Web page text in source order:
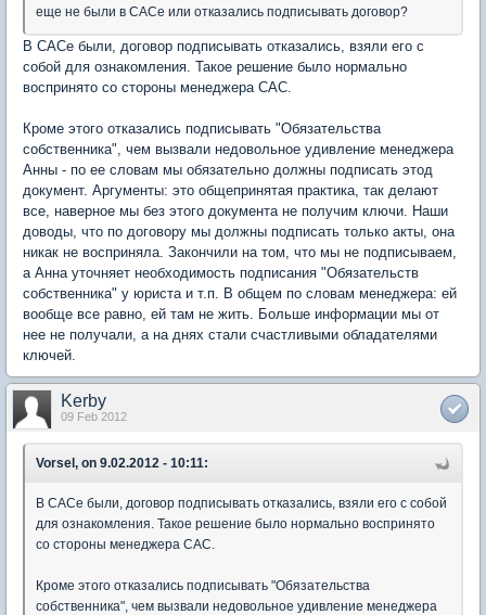
еще не были в САСе или отказались подписывать договор?
В САСе были, договор подписывать отказались, взяли его с
собой для ознакомления. Такое решение было нормально
воспринято со стороны менеджера САС.
Кроме этого отказались подписывать "Обязательства
собственника", чем вызвали недовольное удивление менеджера
Анны - по ее словам мы обязательно должны подписать этод
документ. Аргументы: это общепринятая практика, так делают
все, наверное мы без этого документа не получим ключи. Наши
доводы, что по договору мы должны подписать только акты, она
никак не восприняла. Закончили на том, что мы не подписываем,
а Анна уточняет необходимость подписания "Обязательств
собственника" у юриста и т.п. В общем по словам менеджера: ей
вообще все равно, ей там не жить. Больше информации мы от
нее не получали, а на днях стали счастливыми обладателями
ключей.
Kerby
09 Feb 2012
Vorsel, on 9.02.2012 - 10:11:
В САСе были, договор подписывать отказались, взяли его с собой
для ознакомления. Такое решение было нормально воспринято
со стороны менеджера САС.
Кроме этого отказались подписывать "Обязательства
собственника", чем вызвали недовольное удивление менеджера